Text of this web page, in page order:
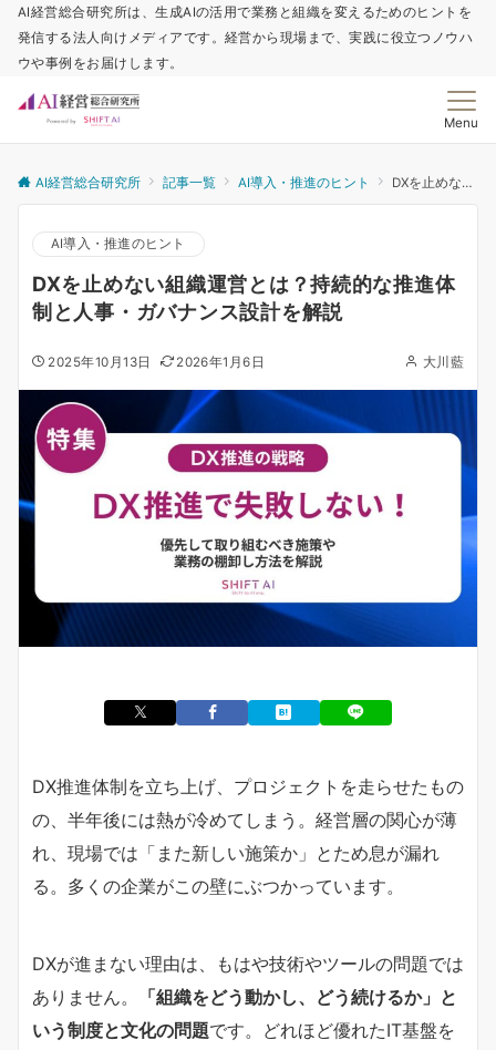
AI経営総合研究所は、生成AIの活用で業務と組織を変えるためのヒントを
発信する法人向けメディアです。経営から現場まで、実践に役立つノウハ
ウや事例をお届けします。
Menu
AI経営総合研究所 記事一覧 AI導入・推進のヒント DXを止めない組織運営とは？持続的な推進体制と人事・ガバナンス設計を解説
AI導入・推進のヒント
DXを止めない組織運営とは？持続的な推進体
制と人事・ガバナンス設計を解説
2025年10月13日 2026年1月6日 大川藍
DX推進体制を立ち上げ、プロジェクトを走らせたもの
の、半年後には熱が冷めてしまう。経営層の関心が薄
れ、現場では「また新しい施策か」とため息が漏れ
る。多くの企業がこの壁にぶつかっています。
DXが進まない理由は、もはや技術やツールの問題では
ありません。
「組織をどう動かし、どう続けるか」と
いう制度と文化の問題です。どれほど優れたIT基盤を